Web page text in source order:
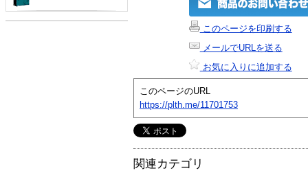
このページを印刷する
メールでURLを送る
お気に入りに追加する
このページのURL
https://plth.me/11701753
関連カテゴリ